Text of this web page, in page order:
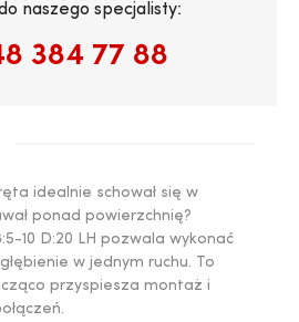
naszego specjalisty:
384 77 88
idealnie schował się w
ponad powierzchnię?
10 D:20 LH pozwala wykonać
w jednym ruchu. To
przyspiesza montaż i